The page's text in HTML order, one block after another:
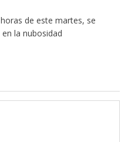
de este martes, se
la nubosidad